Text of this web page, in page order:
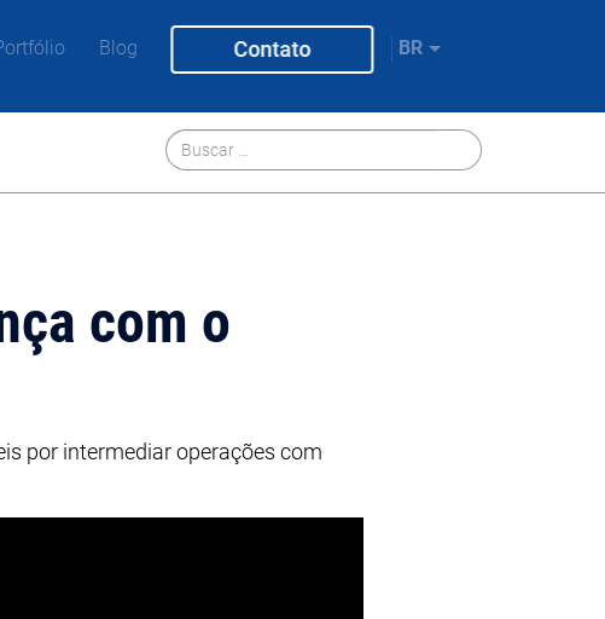
Blog Contato BR
com o
por intermediar operações com